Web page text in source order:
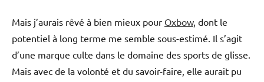
Mais j’aurais rêvé à bien mieux pour Oxbow, dont le
potentiel à long terme me semble sous-estimé. Il s’agit
d’une marque culte dans le domaine des sports de glisse.
Mais avec de la volonté et du savoir-faire, elle aurait pu